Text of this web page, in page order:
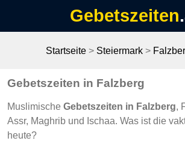
Gebetszeiten
Startseite> Steiermark>
Gebetszeiten in Falzberg
Muslimische Gebetszeiten in Falzberg,
Assr, Maghrib und Ischaa. Was ist die
heute?